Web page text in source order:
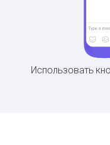
Использовать